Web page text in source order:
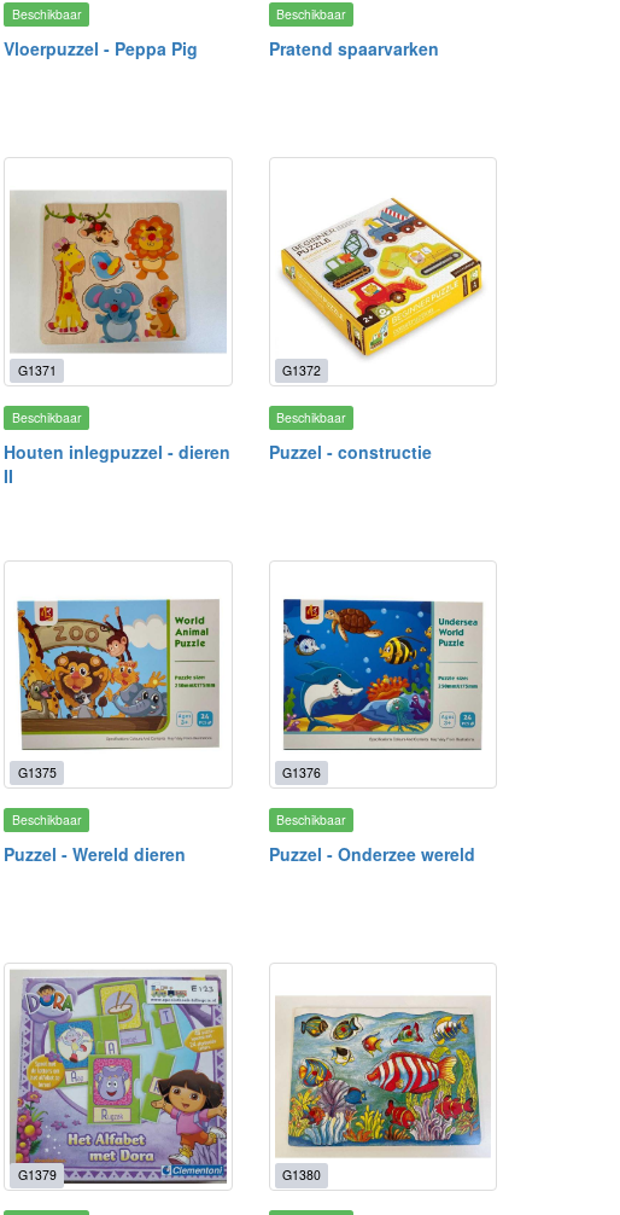
Beschikbaar
Vloerpuzzel - Peppa Pig
Beschikbaar
Pratend spaarvarken
G1371
Beschikbaar
Houten inlegpuzzel - dieren
II
G1372
Beschikbaar
Puzzel - constructie
G1375
Beschikbaar
Puzzel - Wereld dieren
G1376
Beschikbaar
Puzzel - Onderzee wereld
G1379 G1380